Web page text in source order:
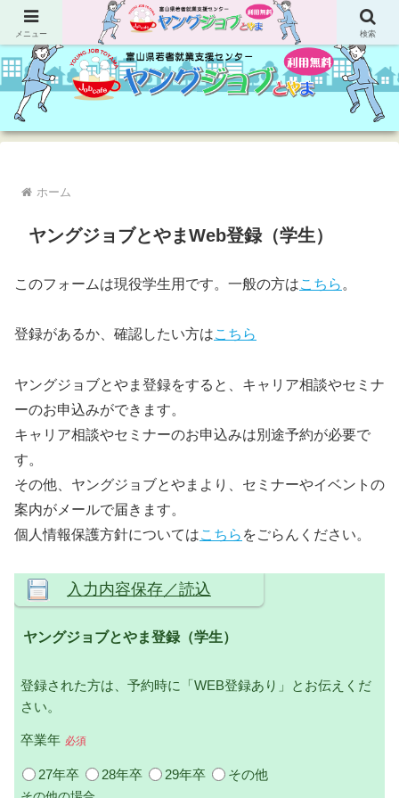
若者の就職に関する様々なサポートをしています
ホーム
ヤングジョブとやまWeb登録（学生）
このフォームは現役学生用です。一般の方はこちら 。
登録があるか、確認したい方はこちら
ヤングジョブとやま登録をすると、キャリア相談やセミナ
ーのお申込みができます。
キャリア相談やセミナーのお申込みは別途予約が必要で
す。
その他、ヤングジョブとやまより、セミナーやイベントの
案内がメールで届きます。
個人情報保護方針についてはこちら をごらんください。
メニュー 検索